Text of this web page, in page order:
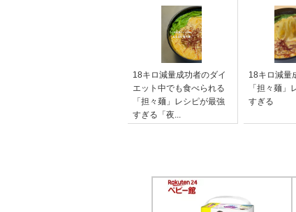
18キロ減量成功者のダイ
エット中でも食べられる
「担々麺」レシピが最強
すぎる「夜...
18キロ減量
「担々麺」
すぎる